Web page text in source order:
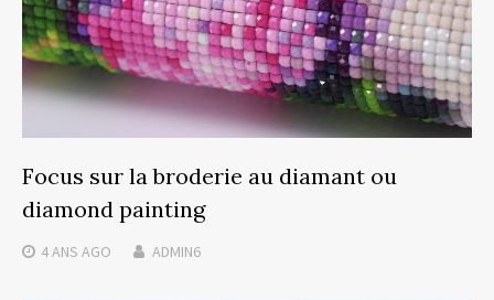
Focus sur la broderie au diamant ou
diamond painting
4 ANS AGO ADMIN6